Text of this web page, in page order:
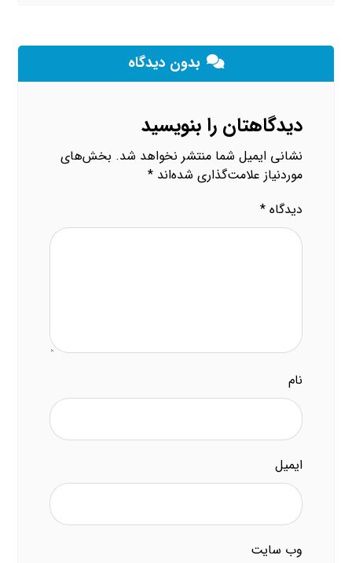
بدون دیدگاه
دیدگاهتان را بنویسید
نشانی ایمیل شما منتشر نخواهد شد. بخش‌های
موردنیاز علامت‌گذاری شده‌اند*
دیدگاه*
نام
ایمیل
وب‌ سایت